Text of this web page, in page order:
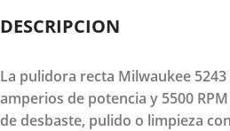
DESCRIPCION
La pulidora recta Milwaukee 5243
amperios de potencia y 5500
de desbaste, pulido o limpieza